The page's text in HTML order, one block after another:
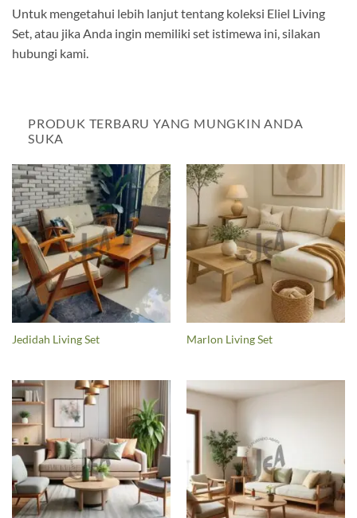
Untuk mengetahui lebih lanjut tentang koleksi Eliel Living
Set, atau jika Anda ingin memiliki set istimewa ini, silakan
hubungi kami.
PRODUK TERBARU YANG MUNGKIN ANDA
SUKA
Jedidah Living Set Marlon Living Set